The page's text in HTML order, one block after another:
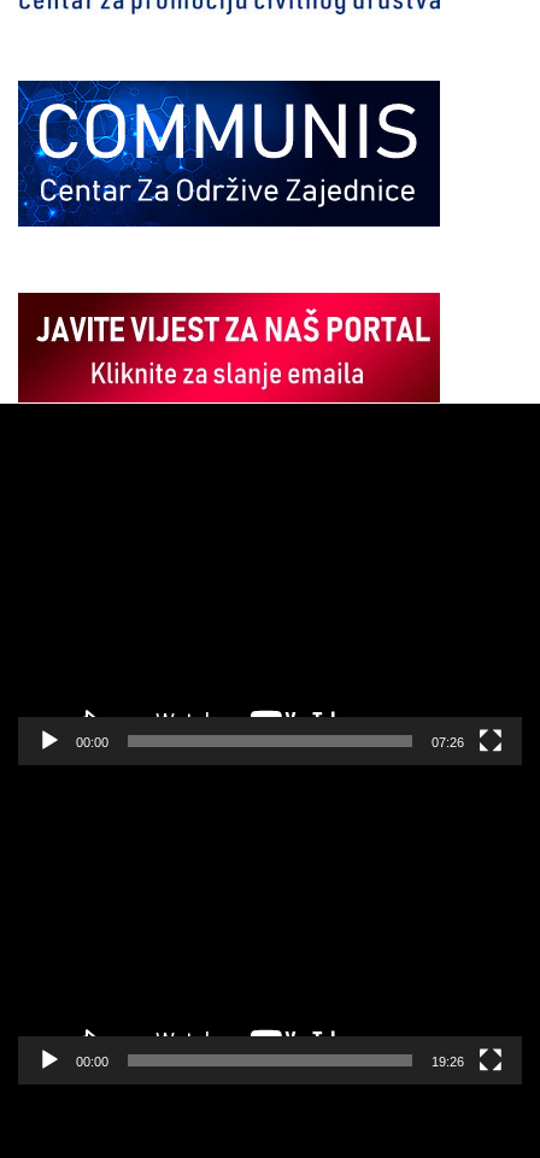
00:00 07:26
00:00 19:26